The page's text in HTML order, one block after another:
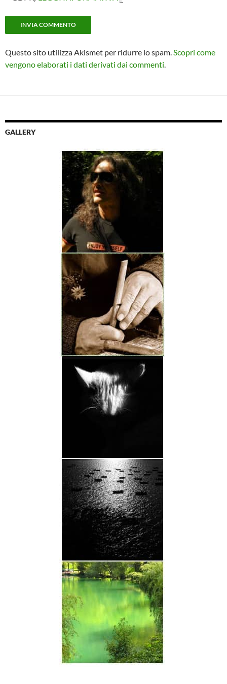
Questo sito utilizza Akismet per ridurre lo spam. Scopri come
vengono elaborati i dati derivati dai commenti
GALLERY